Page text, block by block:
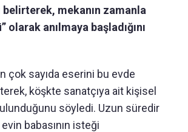
belirterek, mekanın zamanla
olarak anılmaya başladığını
çok sayıda eserini bu evde
köşkte sanatçıya ait kişisel
söyledi. Uzun süredir
babasının isteği